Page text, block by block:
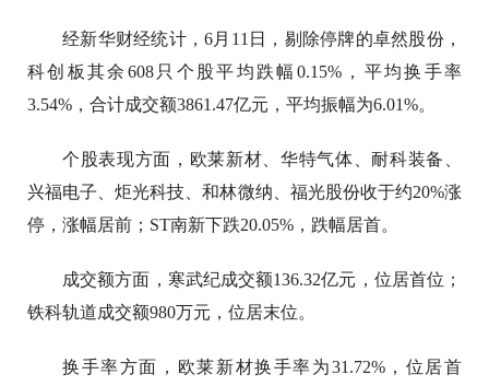
经新华财经统计，6月11日，剔除停牌的卓然股份，
科创板其余608只个股平均跌幅0.15%，平均换手率
3.54%，合计成交额3861.47亿元，平均振幅为6.01%。
个股表现方面，欧莱新材、华特气体、耐科装备、
兴福电子、炬光科技、和林微纳、福光股份收于约20%涨
停，涨幅居前；ST南新下跌20.05%，跌幅居首。
成交额方面，寒武纪成交额136.32亿元，位居首位；
铁科轨道成交额980万元，位居末位。
换手率方面，欧莱新材换手率为31.72%，位居首